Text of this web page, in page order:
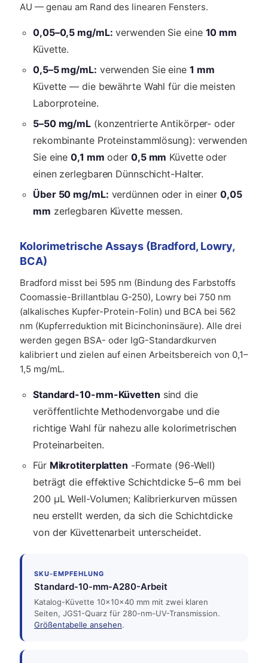
AU — genau am Rand des linearen Fensters.
0,05–0,5 mg/mL: verwenden Sie eine 10 mm
Küvette.
0,5–5 mg/mL: verwenden Sie eine 1 mm
Küvette — die bewährte Wahl für die meisten
Laborproteine.
5–50 mg/mL (konzentrierte Antikörper- oder
rekombinante Proteinstammlösung): verwenden
Sie eine0,1 mm oder 0,5 mm Küvette oder
einen zerlegbaren Dünnschicht-Halter.
Über 50 mg/mL: verdünnen oder in einer0,05
mm zerlegbaren Küvette messen.
Kolorimetrische Assays (Bradford, Lowry,
BCA)
Bradford misst bei 595 nm (Bindung des Farbstoffs
Coomassie-Brillantblau G-250), Lowry bei 750 nm
(alkalisches Kupfer-Protein-Folin) und BCA bei 562
nm (Kupferreduktion mit Bicinchoninsäure). Alle drei
werden gegen BSA- oder IgG-Standardkurven
kalibriert und zielen auf einen Arbeitsbereich von 0,1–
1,5 mg/mL.
Standard-10-mm-Küvetten sind die
veröffentlichte Methodenvorgabe und die
richtige Wahl für nahezu alle kolorimetrischen
Proteinarbeiten.
Für Mikrotiterplatten -Formate (96-Well)
beträgt die effektive Schichtdicke 5–6 mm bei
200 µL Well-Volumen; Kalibrierkurven müssen
neu erstellt werden, da sich die Schichtdicke
von der Küvettenarbeit unterscheidet.
SKU-EMPFEHLUNG
Standard-10-mm-A280-Arbeit
Katalog-Küvette 10×10×40 mm mit zwei klaren
Seiten, JGS1-Quarz für 280-nm-UV-Transmission.
Größentabelle ansehen.